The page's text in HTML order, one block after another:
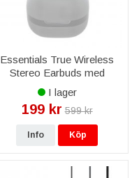
Essentials True Wireless
Stereo Earbuds med
Laddlåda - Vit
I lager
199 kr 599 kr
Info Köp